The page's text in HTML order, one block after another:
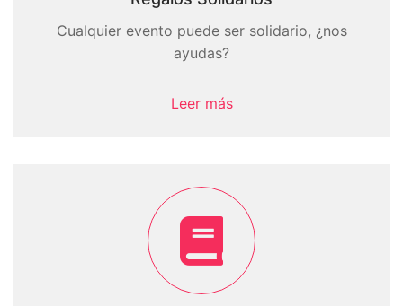
Cualquier evento puede ser solidario, ¿nos
ayudas?
Leer más